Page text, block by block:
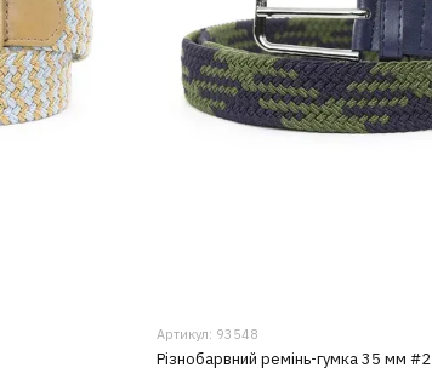
Артикул: 93548
Різнобарвний ремінь-гумка 35 мм #2